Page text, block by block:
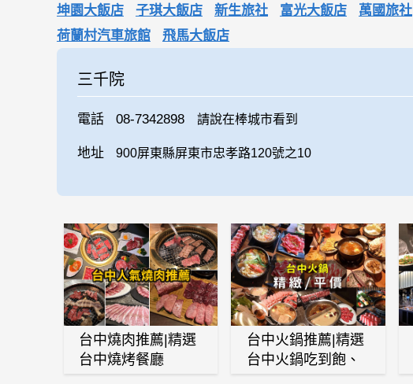
坤園大飯店 子琪大飯店 新生旅社 富光大飯店 萬國旅社
荷蘭村汽車旅館
飛馬大飯店
三千院
電話 08-7342898 請說在棒城市看到
地址 900屏東縣屏東市忠孝路120號之10
台中燒肉推薦|精選
台中燒烤餐廳
台中火鍋推薦|精選
台中火鍋吃到飽、